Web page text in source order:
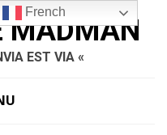
MADMAN
EST VIA «
French